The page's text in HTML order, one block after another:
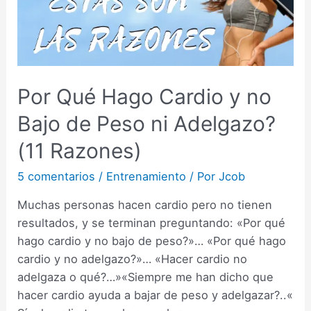
Por Qué Hago Cardio y no
Bajo de Peso ni Adelgazo?
(11 Razones)
5 comentarios / Entrenamiento / PorJcob
Muchas personas hacen cardio pero no tienen
resultados, y se terminan preguntando: «Por qué
hago cardio y no bajo de peso?»… «Por qué hago
cardio y no adelgazo?»… «Hacer cardio no
adelgaza o qué?…»«Siempre me han dicho que
hacer cardio ayuda a bajar de peso y adelgazar?..«